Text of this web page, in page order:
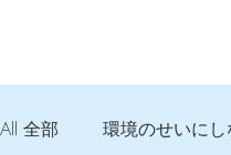
All 全部 環境のせいに